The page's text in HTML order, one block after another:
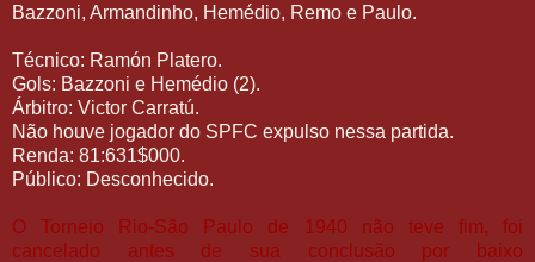
Bazzoni, Armandinho, Hemédio, Remo e Paulo.
Técnico: Ramón Platero.
Gols: Bazzoni e Hemédio (2).
Árbitro: Victor Carratú.
Não houve jogador do SPFC expulso nessa partida.
Renda: 81:631$000.
Público: Desconhecido.
O Torneio Rio-São Paulo de 1940 não teve fim, foi
cancelado antes de sua conclusão por baixo